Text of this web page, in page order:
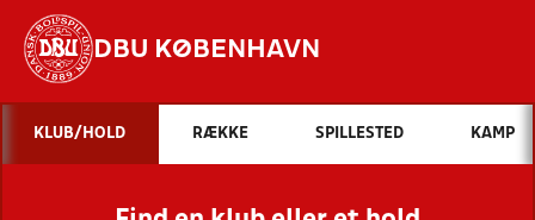
DBU KØBENHAVN
Hvad vil du søge efter?
INDHOLD OG NYHEDER
KLUB/HOLD RÆKKE SPILLESTED KAMP